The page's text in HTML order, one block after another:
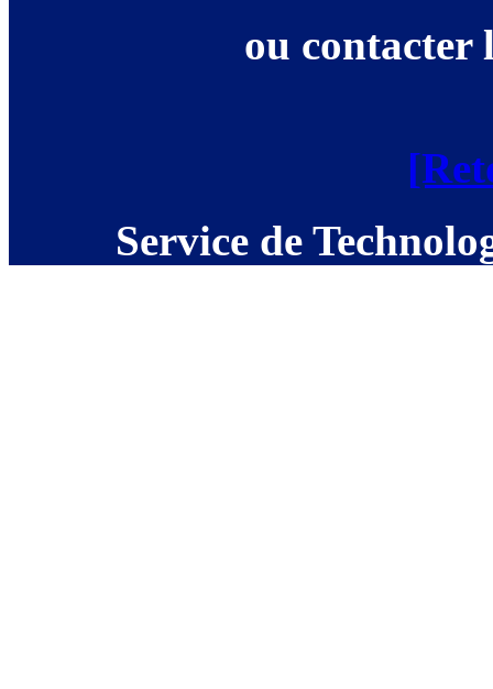
ou contacter
Service de